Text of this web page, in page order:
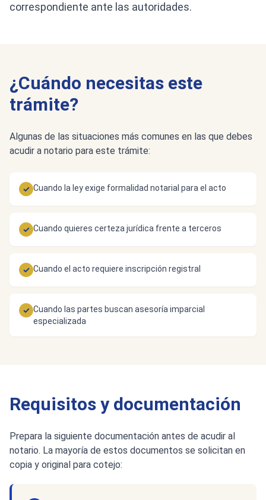
correspondiente ante las autoridades.
¿Cuándo necesitas este
trámite?
Algunas de las situaciones más comunes en las que debes
acudir a notario para este trámite:
✓ Cuando la ley exige formalidad notarial para el acto
✓ Cuando quieres certeza jurídica frente a terceros
✓ Cuando el acto requiere inscripción registral
✓ Cuando las partes buscan asesoría imparcial
especializada
Requisitos y documentación
Prepara la siguiente documentación antes de acudir al
notario. La mayoría de estos documentos se solicitan en
copia y original para cotejo: